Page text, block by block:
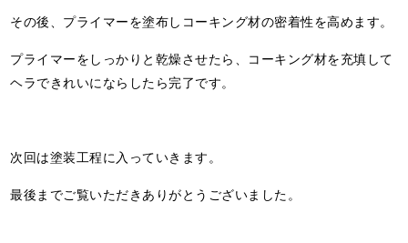
その後、プライマーを塗布しコーキング材の密着性を高めます。
プライマーをしっかりと乾燥させたら、コーキング材を充填して
ヘラできれいにならしたら完了です。
次回は塗装工程に入っていきます。
最後までご覧いただきありがとうございました。